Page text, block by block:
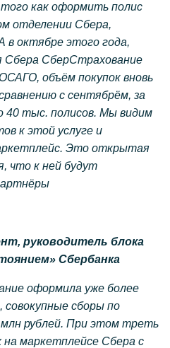
как оформить полис
отделении Сбера,
в октябре этого года,
Сбера СберСтрахование
объём покупок вновь
с сентябрём, за
40 тыс. полисов. Мы видим
к этой услуге и
Это открытая
что к ней будут
руководитель блока
Сбербанка
оформила уже более
сборы по
рублей. При этом треть
маркетплейсе Сбера с